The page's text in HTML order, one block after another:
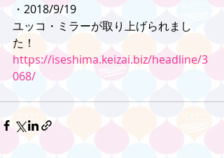
・2018/9/19
ユッコ・ミラーが取り上げられまし
た！
https://iseshima.keizai.biz/headline/3
068/